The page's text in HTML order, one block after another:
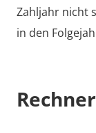
Zahljahr nicht
in den
Rechner